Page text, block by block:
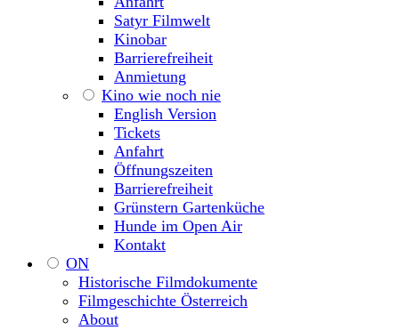
Satyr Filmwelt
Kinobar
Barrierefreiheit
Anmietung
Kino wie noch nie
English Version
Tickets
Anfahrt
Öffnungszeiten
Barrierefreiheit
Grünstern Gartenküche
Hunde im Open Air
Kontakt
ON
Historische Filmdokumente
Filmgeschichte Österreich
About